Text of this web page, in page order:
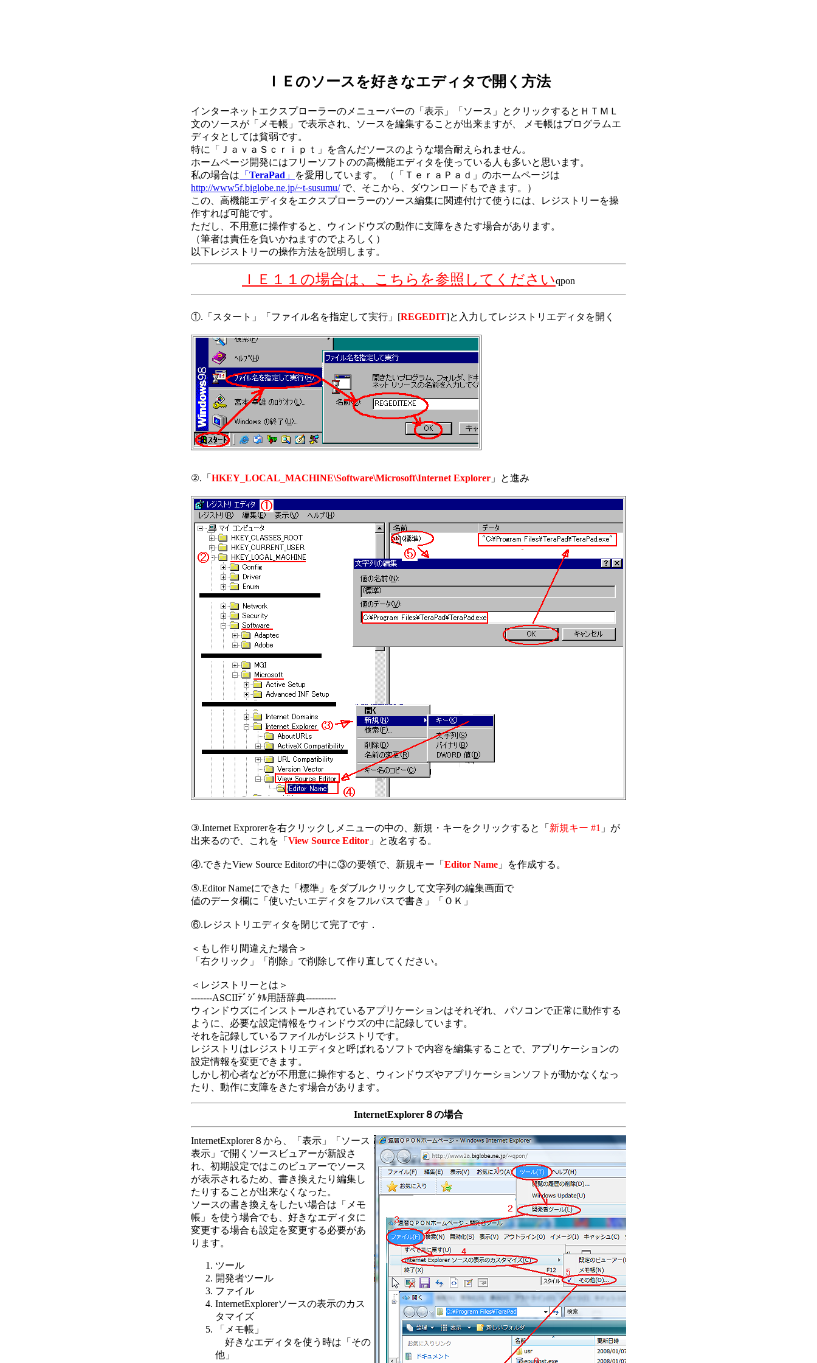
ＩＥのソースを好きなエディタで開く方法
インターネットエクスプローラーのメニューバーの「表示」「ソース」とクリックするとＨＴＭＬ
文のソースが「メモ帳」で表示され、ソースを編集することが出来ますが、 メモ帳はプログラムエ
ディタとしては貧弱です。
特に「ＪａｖａＳｃｒｉｐｔ」を含んだソースのような場合耐えられません。
ホームページ開発にはフリーソフトのの高機能エディタを使っている人も多いと思います。
私の場合は 「 TeraPad 」
を愛用しています。 （「ＴｅｒａＰａｄ」のホームページは
http://www5f.biglobe.ne.jp/~t-susumu/で、そこから、ダウンロードもできます。）
この、高機能エディタをエクスプローラーのソース編集に関連付けて使うには、レジストリーを操
作すれば可能です。
ただし、不用意に操作すると、ウィンドウズの動作に支障をきたす場合があります。
（筆者は責任を負いかねますのでよろしく）
以下レジストリーの操作方法を説明します。
ＩＥ１１の場合は、こちらを参照してくださいqpon
①.「スタート」「ファイル名を指定して実行」[REGEDIT]と入力してレジストリエディタを開く
②.「 HKEY_LOCAL_MACHINE\Software\Microsoft\Internet Explorer 」と進み
③.Internet Exprorerを右クリックしメニューの中の、新規・キーをクリックすると「 新規キー #1 」が
出来るので、これを「 View Source Editor 」と改名する。
④.できたView Source Editorの中に③の要領で、新規キー「 Editor Name 」を作成する。
⑤.Editor Nameにできた「標準」をダブルクリックして文字列の編集画面で
値のデータ欄に「使いたいエディタをフルパスで書き」「ＯＫ」
⑥.レジストリエディタを閉じて完了です．
＜もし作り間違えた場合＞
「右クリック」「削除」で削除して作り直してください。
＜レジストリーとは＞
-------ASCIIﾃﾞｼﾞﾀﾙ用語辞典----------
ウィンドウズにインストールされているアプリケーションはそれぞれ、 パソコンで正常に動作する
ように、必要な設定情報をウィンドウズの中に記録しています。
それを記録しているファイルがレジストリです。
レジストリはレジストリエディタと呼ばれるソフトで内容を編集することで、アプリケーションの
設定情報を変更できます。
しかし初心者などが不用意に操作すると、ウィンドウズやアプリケーションソフトが動かなくなっ
たり、動作に支障をきたす場合があります。
InternetExplorer８の場合
InternetExplorer８から、「表示」「ソース
表示」で開くソースビュアーが新設さ
れ、初期設定ではこのビュアーでソース
が表示されるため、書き換えたり編集し
たりすることが出来なくなった。
ソースの書き換えをしたい場合は「メモ
帳」を使う場合でも、好きなエディタに
変更する場合も設定を変更する必要があ
ります。
ツール
開発者ツール
ファイル
InternetExplorerソースの表示のカス
タマイズ
「メモ帳」
好きなエディタを使う時は「その
他」